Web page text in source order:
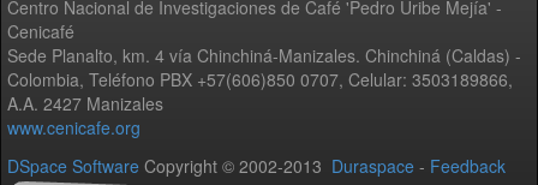
Centro Nacional de Investigaciones de Café 'Pedro Uribe Mejía' -
Cenicafé
Sede Planalto, km. 4 vía Chinchiná-Manizales. Chinchiná (Caldas) -
Colombia, Teléfono PBX +57(606)850 0707, Celular: 3503189866,
A.A. 2427 Manizales
www.cenicafe.org
DSpace Software Copyright © 2002-2013 Duraspace - Feedback